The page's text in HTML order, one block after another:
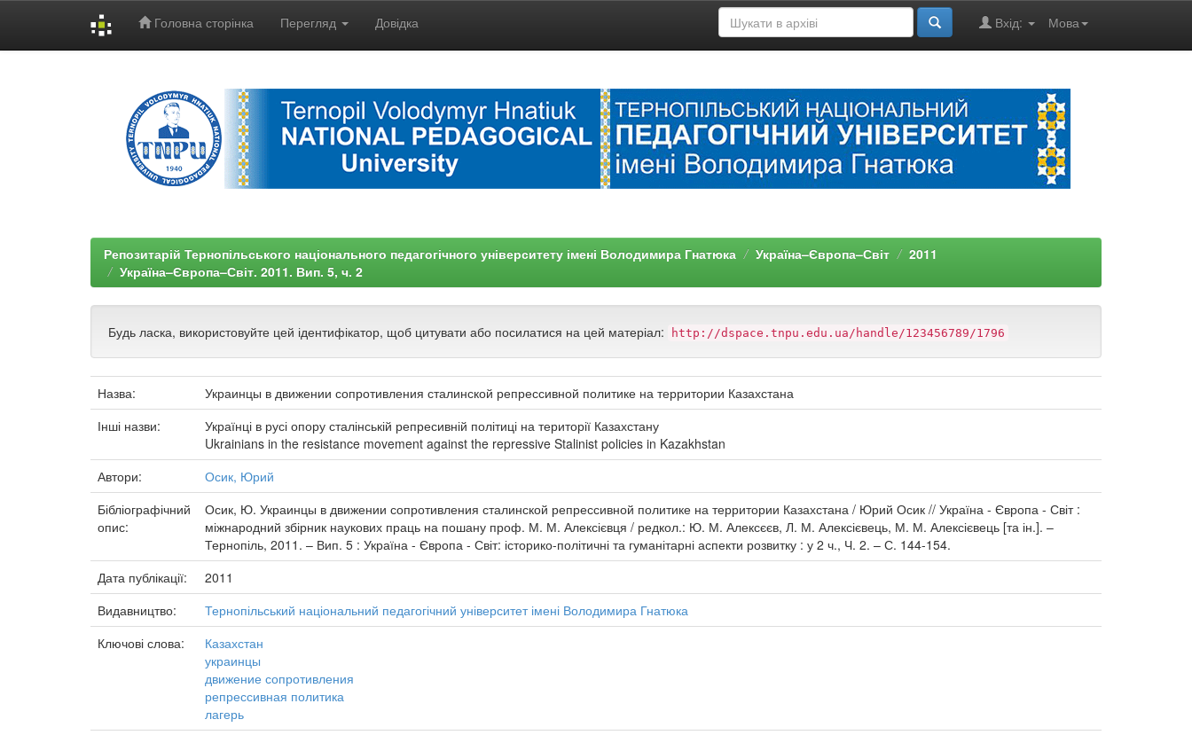
Головна сторінка Перегляд Довідка Мова
Вхід:
Репозитарій Тернопільського національного педагогічного університету імені Володимира Гнатюка Україна–Європа–Світ
2011
Україна–Європа–Світ. 2011. Вип. 5, ч. 2
Будь ласка, використовуйте цей ідентифікатор, щоб цитувати або посилатися на цей матеріал: http://dspace.tnpu.edu.ua/handle/123456789/1796
Назва:
Украинцы в движении сопротивления сталинской репрессивной политике на территории Казахстана
Інші назви:
Українці в русі опору сталінській репресивній політиці на території Казахстану
Ukrainians in the resistance movement against the repressive Stalinist policies in Kazakhstan
Автори:
Осик, Юрий
Бібліографічний
опис:
Осик, Ю. Украинцы в движении сопротивления сталинской репрессивной политике на территории Казахстана / Юрий Осик // Україна - Європа - Світ :
міжнародний збірник наукових праць на пошану проф. М. М. Алексієвця / редкол.: Ю. М. Алексєєв, Л. М. Алексієвець, М. М. Алексієвець [та ін.]. –
Тернопіль, 2011. – Вип. 5 : Україна - Європа - Світ: історико-політичні та гуманітарні аспекти розвитку : у 2 ч., Ч. 2. – С. 144-154.
Дата публікації:
2011
Видавництво:
Тернопільський національний педагогічний університет імені Володимира Гнатюка
Ключові слова:
Казахстан
украинцы
движение сопротивления
репрессивная политика
лагерь